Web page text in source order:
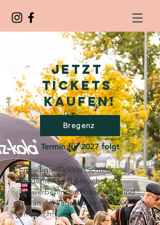
JETZT
TICKETS
KAUFEN!
Bregenz
Termin für 2027 folgt
Ermäßigte Tickets (Schüler,
Studenten und Besucher mit
Schwerbehindertenausweis) sind
nur an der Tageskasse für 7,00€
erhältlich!